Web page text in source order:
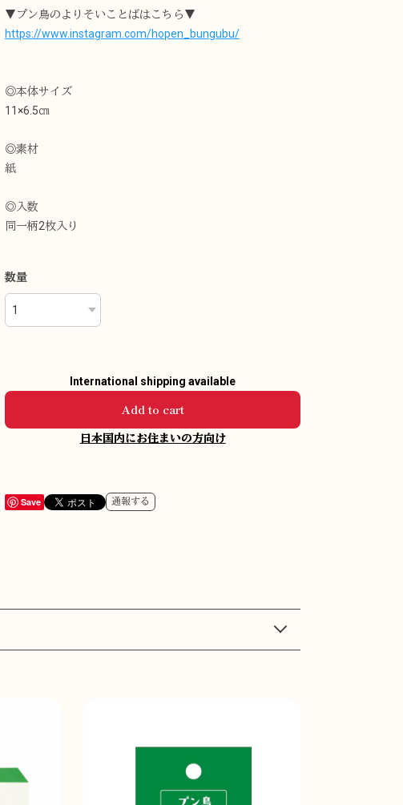
▼プン鳥のよりそいことばはこちら▼
https://www.instagram.com/hopen_bungubu/
◎本体サイズ
11×6.5㎝
◎素材
紙
◎入数
同一柄2枚入り
数量
International shipping available
Add to cart
日本国内にお住まいの方向け
Save 通報する